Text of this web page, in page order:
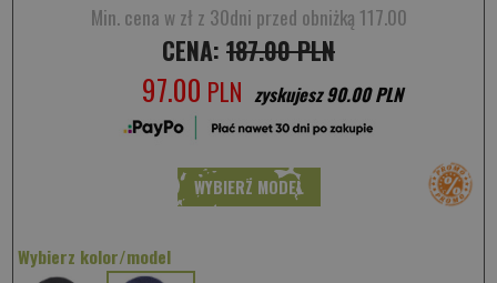
Min. cena w zł z 30dni przed obniżką 117.00
CENA: 187.00 PLN
97.00 PLN zyskujesz 90.00 PLN
WYBIERZ MODEL
Wybierz kolor/model